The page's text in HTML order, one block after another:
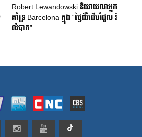
Robert Lewandowski និយាយលាអ្នក
គាំទ្រ Barcelona ក្នុង “ថ្ងៃដ៏រំជើបរំជួល និង
លំបាក”